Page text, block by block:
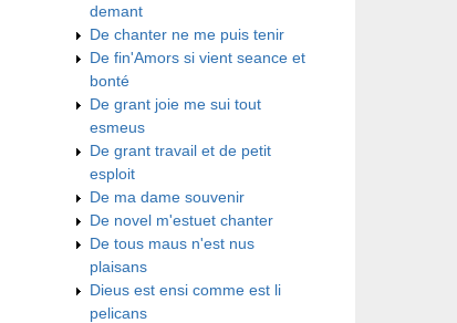
demant
De chanter ne me puis tenir
De fin'Amors si vient seance et
bonté
De grant joie me sui tout
esmeus
De grant travail et de petit
esploit
De ma dame souvenir
De novel m'estuet chanter
De tous maus n'est nus
plaisans
Dieus est ensi comme est li
pelicans